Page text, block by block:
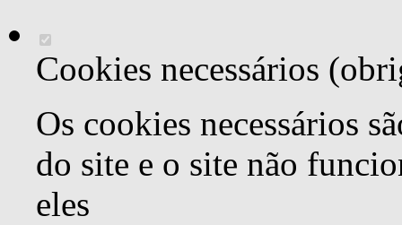
Cookies necessários
Os cookies necessários
do site e o site não
eles